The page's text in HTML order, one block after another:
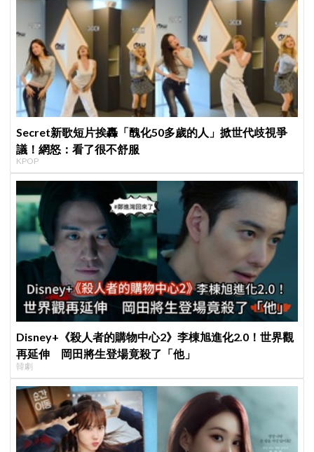
Secret新歌短片挨轟「醜化50多歲的人」掀世代歧視爭
議！網怒：看了很不舒服
KPOP
Disney+《殺人者的購物中心2》李棟旭進化2.0！世界觀
再延伸 岡田將生登場竟殺了「他」
韓劇